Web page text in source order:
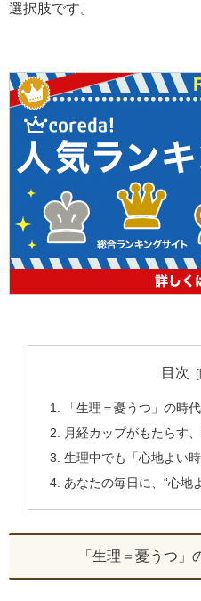
選択肢です。
目次
「生理＝憂うつ」の時
月経カップがもたらす
生理中でも「心地よい
あなたの毎日に、“心地
「生理＝憂うつ」